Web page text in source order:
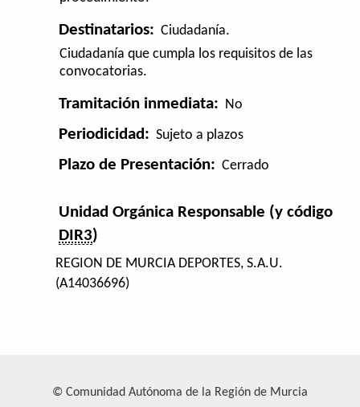
Destinatarios: Ciudadanía.
Ciudadanía que cumpla los requisitos de las
convocatorias.
Tramitación inmediata: No
Periodicidad: Sujeto a plazos
Plazo de Presentación: Cerrado
Unidad Orgánica Responsable (y código
DIR3)
REGION DE MURCIA DEPORTES, S.A.U.
(A14036696)
© Comunidad Autónoma de la Región de Murcia